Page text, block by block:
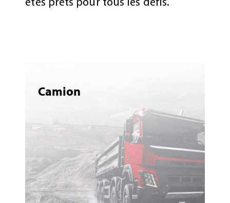
êtes prêts pour tous les défis.
Camion